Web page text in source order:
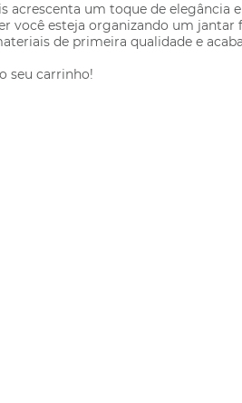
acrescenta um toque de elegância
esteja organizando um
de primeira qualidade e
seu carrinho!